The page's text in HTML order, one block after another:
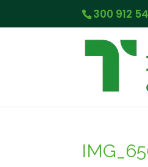
300 912